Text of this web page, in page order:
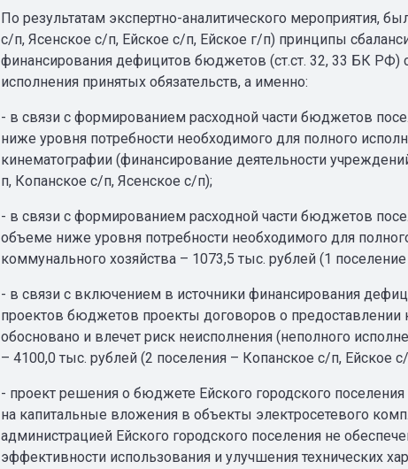
По результатам экспертно-аналитического мероприятия,
с/п, Ясенское с/п, Ейское с/п, Ейское г/п) принципы
финансирования дефицитов бюджетов (ст.ст. 32, 33 БК РФ)
исполнения принятых обязательств, а именно:
- в связи с формированием расходной части бюджетов
ниже уровня потребности необходимого для полного
кинематографии (финансирование деятельности
п, Копанское с/п, Ясенское с/п);
- в связи с формированием расходной части бюджетов
объеме ниже уровня потребности необходимого для
коммунального хозяйства – 1073,5 тыс. рублей (1
- в связи с включением в источники финансирования
проектов бюджетов проекты договоров о предоставлении
обосновано и влечет риск неисполнения (неполного
– 4100,0 тыс. рублей (2 поселения – Копанское с/п, Ейское
- проект решения о бюджете Ейского городского
на капитальные вложения в объекты электросетевого
администрацией Ейского городского поселения не
эффективности использования и улучшения технических